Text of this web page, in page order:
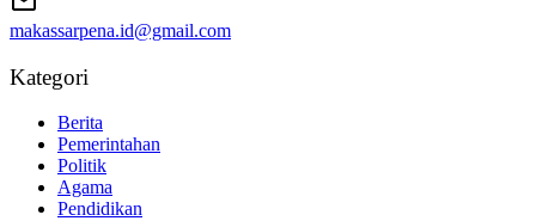
makassarpena.id@gmail.com
Kategori
Berita
Pemerintahan
Politik
Agama
Pendidikan